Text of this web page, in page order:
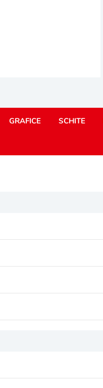
GRAFICE SCHITE